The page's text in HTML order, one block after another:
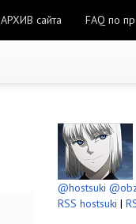
АРХИВ сайта FAQ по
@hostsuki
RSS hostsuki |